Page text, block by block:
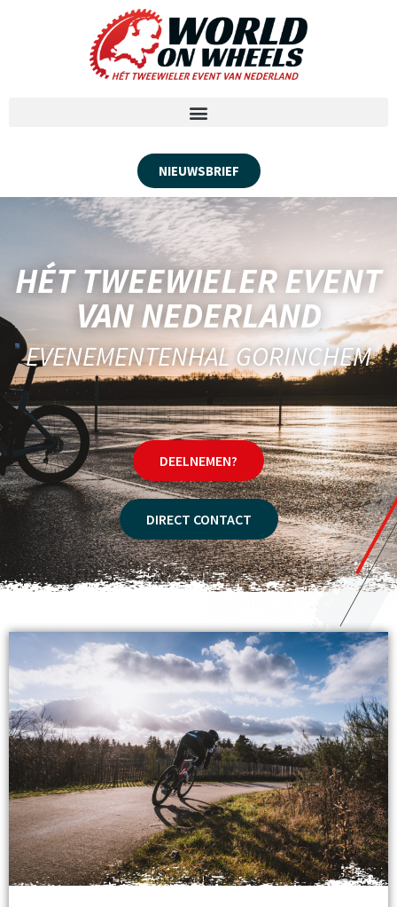
NIEUWSBRIEF
HÉT TWEEWIELER EVENT
VAN NEDERLAND
EVENEMENTENHAL GORINCHEM
DEELNEMEN?
DIRECT CONTACT